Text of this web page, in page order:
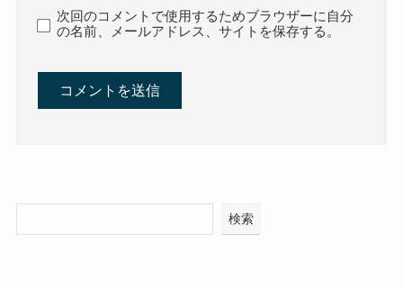
次回のコメントで使用するためブラウザーに自分
の名前、メールアドレス、サイトを保存する。
検索